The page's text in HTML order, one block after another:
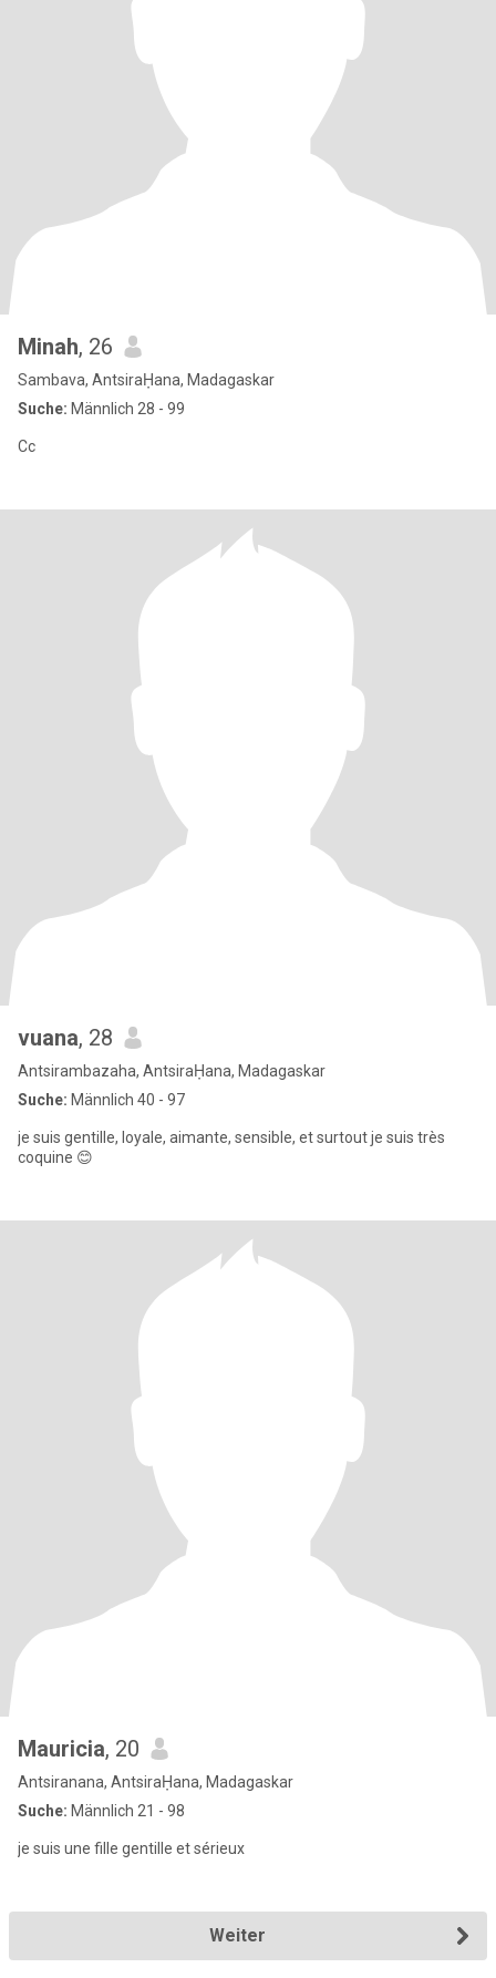
Minah, 26
Sambava, AntsiraḤana, Madagaskar
Suche: Männlich 28 - 99
Cc
vuana, 28
Antsirambazaha, AntsiraḤana, Madagaskar
Suche: Männlich 40 - 97
je suis gentille, loyale, aimante, sensible, et surtout je suis très
coquine 😊
Mauricia, 20
Antsiranana, AntsiraḤana, Madagaskar
Suche: Männlich 21 - 98
je suis une fille gentille et sérieux
Weiter